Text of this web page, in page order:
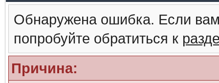
Обнаружена ошибка. Если
попробуйте обратиться к
Причина: